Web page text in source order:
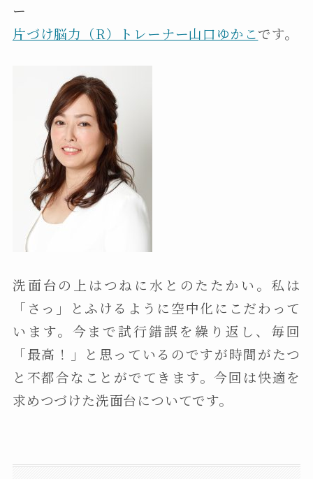
ー
片づけ脳力（R）トレーナー山口ゆかこです。
洗面台の上はつねに水とのたたかい。私は
「さっ」とふけるように空中化にこだわって
います。今まで試行錯誤を繰り返し、毎回
「最高！」と思っているのですが時間がたつ
と不都合なことがでてきます。今回は快適を
求めつづけた洗面台についてです。